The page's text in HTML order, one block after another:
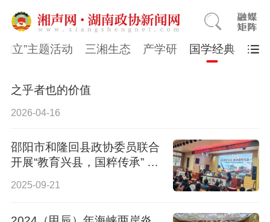
立”主题活动 三湘生态 产学研 国学经典
之乎者也的价值
2026-04-16
邵阳市和隆回县政协委员联合
开展“教育兴县，国粹传承” 委
2025-09-21